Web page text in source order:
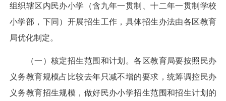
组织辖区内民办小学（含九年一贯制、十二年一贯制学校
小学部，下同）开展招生工作，具体招生办法由各区教育
局优化制定。
（一）核定招生范围和计划。各区教育局要按照民办
义务教育规模占比较去年只减不增的要求，统筹调控民办
义务教育招生规模，做好民办小学招生范围和招生计划的